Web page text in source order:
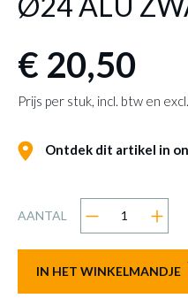
€ 20,50
Prijs per stuk, incl. btw en
Ontdek dit artikel in
AANTAL
IN HET WINKELMANDJE